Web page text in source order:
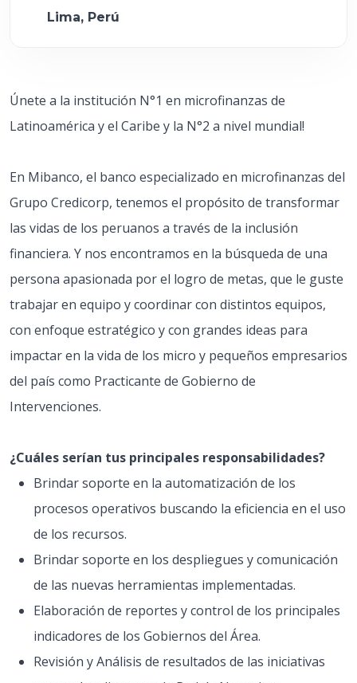
Lima, Perú
Únete a la institución N°1 en microfinanzas de
Latinoamérica y el Caribe y la N°2 a nivel mundial!
En Mibanco, el banco especializado en microfinanzas del
Grupo Credicorp, tenemos el propósito de transformar
las vidas de los peruanos a través de la inclusión
financiera. Y nos encontramos en la búsqueda de una
persona apasionada por el logro de metas, que le guste
trabajar en equipo y coordinar con distintos equipos,
con enfoque estratégico y con grandes ideas para
impactar en la vida de los micro y pequeños empresarios
del país como Practicante de Gobierno de
Intervenciones.
¿Cuáles serían tus principales responsabilidades?
Brindar soporte en la automatización de los
procesos operativos buscando la eficiencia en el uso
de los recursos.
Brindar soporte en los despliegues y comunicación
de las nuevas herramientas implementadas.
Elaboración de reportes y control de los principales
indicadores de los Gobiernos del Área.
Revisión y Análisis de resultados de las iniciativas